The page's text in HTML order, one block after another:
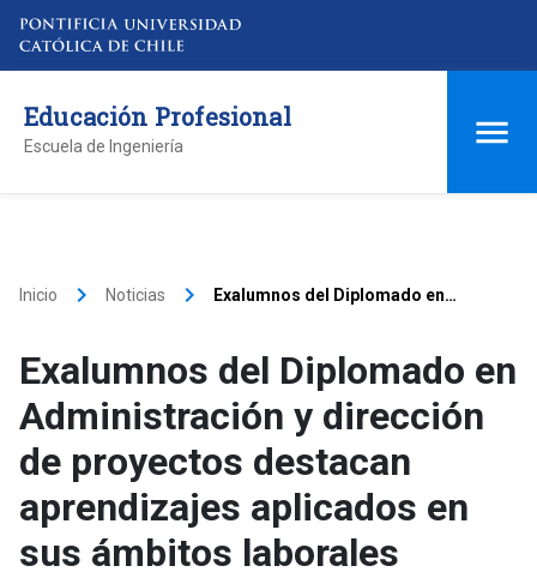
Educación Profesional
Escuela de Ingeniería
Inicio keyboard_arrow_right Noticias keyboard_arrow_right
Exalumnos del Diplomado en
aplicados en sus ámbitos laborales
Exalumnos del Diplomado en
Administración y dirección
de proyectos destacan
aprendizajes aplicados en
sus ámbitos laborales